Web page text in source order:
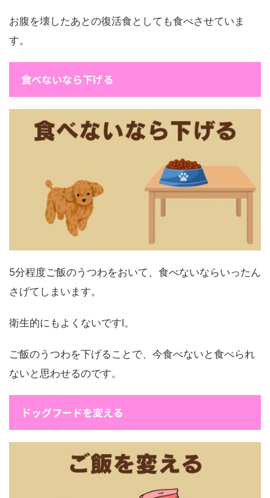
お腹を壊したあとの復活食としても食べさせていま
す。
食べないなら下げる
5分程度ご飯のうつわをおいて、食べないならいったん
さげてしまいます。
衛生的にもよくないですl。
ご飯のうつわを下げることで、今食べないと食べられ
ないと思わせるのです。
ドッグフードを変える